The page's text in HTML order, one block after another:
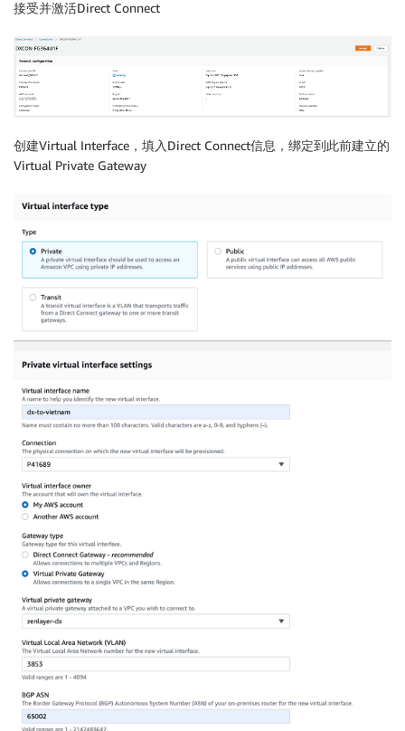
接受并激活Direct Connect
创建Virtual Interface，填入Direct Connect信息，绑定到此前建立的
Virtual Private Gateway